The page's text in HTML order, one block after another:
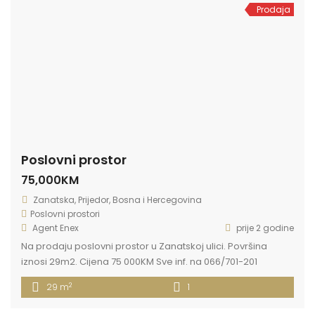
Prodaja
Poslovni prostor
75,000KM
Zanatska, Prijedor, Bosna i Hercegovina
Poslovni prostori
Agent Enex
prije 2 godine
Na prodaju poslovni prostor u Zanatskoj ulici. Površina
iznosi 29m2. Cijena 75 000KM Sve inf. na 066/701-201
29 m2 1